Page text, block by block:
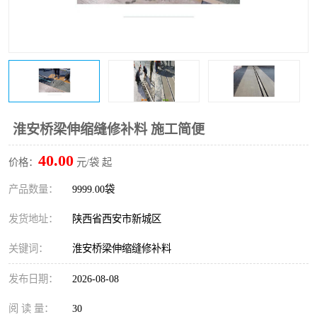
淮安桥梁伸缩缝修补料 施工简便
价格： 40.00 元/袋 起
产品数量： 9999.00袋
发货地址： 陕西省西安市新城区
关键词： 淮安桥梁伸缩缝修补料
发布日期： 2026-08-08
阅 读 量： 30
膨胀剂 混凝土防碳化涂料
融雪剂